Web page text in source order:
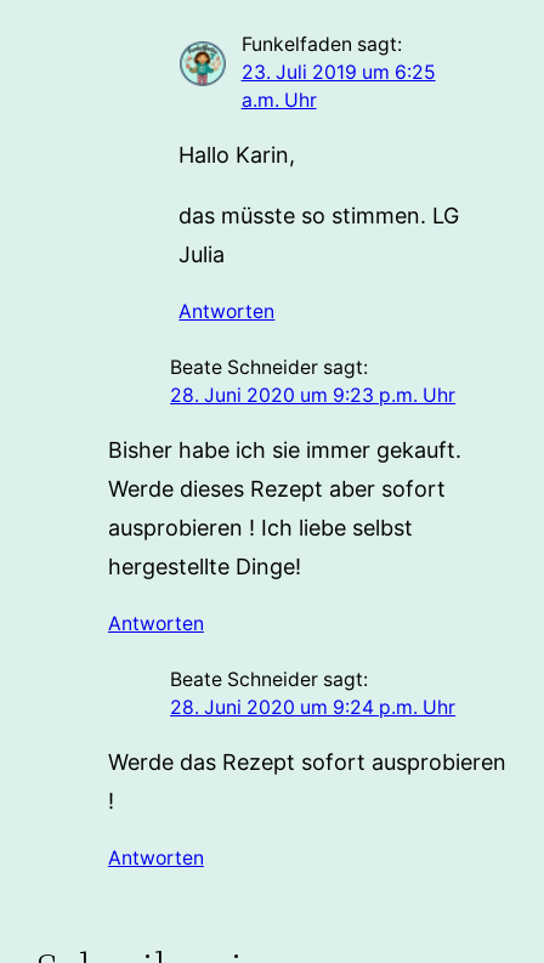
Funkelfaden sagt:
23. Juli 2019 um 6:25
a.m. Uhr
Hallo Karin,
das müsste so stimmen. LG
Julia
Antworten
Beate Schneider sagt:
28. Juni 2020 um 9:23 p.m. Uhr
Bisher habe ich sie immer gekauft.
Werde dieses Rezept aber sofort
ausprobieren ! Ich liebe selbst
hergestellte Dinge!
Antworten
Beate Schneider sagt:
28. Juni 2020 um 9:24 p.m. Uhr
Werde das Rezept sofort ausprobieren
!
Antworten